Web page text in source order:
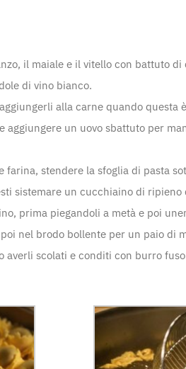
il maiale e il vitello con battuto di
di vino bianco.
alla carne quando questa
un uovo sbattuto per
farina, stendere la sfoglia di pasta
sistemare un cucchiaino di
prima piegandoli a metà e poi
nel brodo bollente per un paio di
scolati e conditi con burro